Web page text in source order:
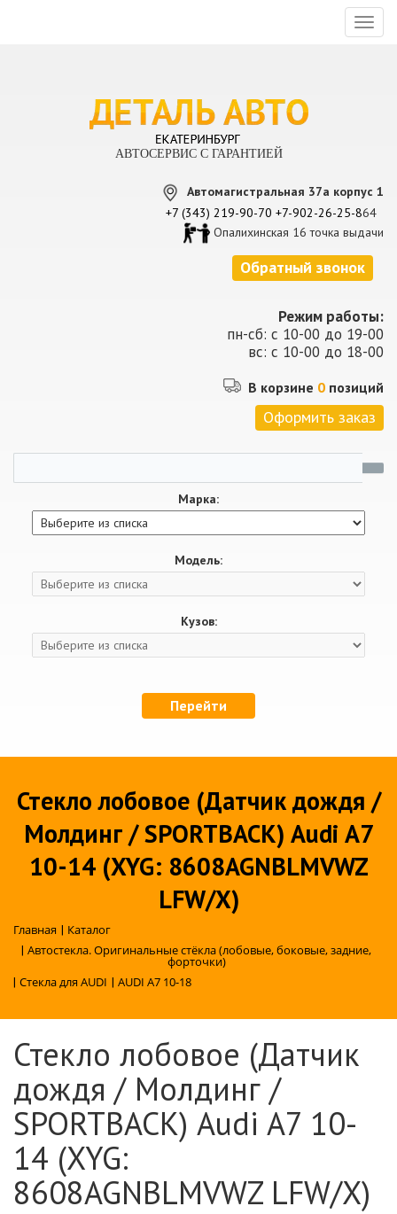
АВТОСЕРВИС С ГАРАНТИЕЙ
Автомагистральная 37а корпус 1
+7 (343) 219-90-70 +7-902-26-25-864
Опалихинская 16 точка выдачи
Обратный звонок
Режим работы:
пн-сб: с 10-00 до 19-00
вс: с 10-00 до 18-00
В корзине 0 позиций
Оформить заказ
Марка:
Модель:
Кузов:
Перейти
Стекло лобовое (Датчик дождя /
Молдинг / SPORTBACK) Audi A7
10-14 (XYG: 8608AGNBLMVWZ
LFW/X)
Главная | Каталог
| Автостекла. Оригинальные стёкла (лобовые, боковые, задние,
форточки)
| Стекла для AUDI | AUDI A7 10-18
Стекло лобовое (Датчик
дождя / Молдинг /
SPORTBACK) Audi A7 10-
14 (XYG:
8608AGNBLMVWZ LFW/X)